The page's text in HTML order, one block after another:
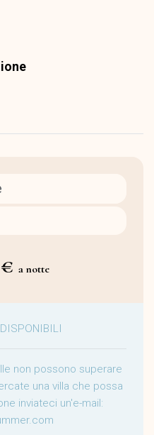
a notte
non possono superare
una villa che possa
inviateci un'e-mail: